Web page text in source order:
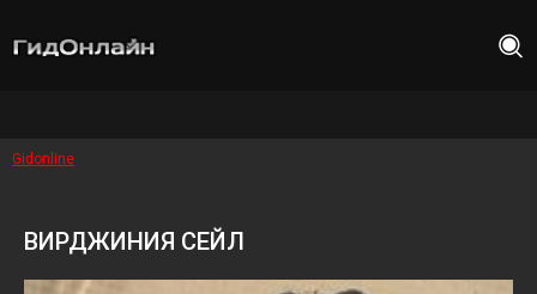
Gidonline
ВИРДЖИНИЯ СЕЙЛ